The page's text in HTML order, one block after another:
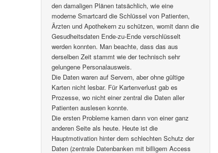
den damaligen Plänen tatsächlich, wie eine
moderne Smartcard die Schlüssel von Patienten,
Ärzten und Apothekern zu schützen, womit dann die
Gesudheitsdaten Ende-zu-Ende verschlüsselt
werden konnten. Man beachte, dass das aus
derselben Zeit stammt wie der technisch sehr
gelungene Personalausweis.
Die Daten waren auf Servern, aber ohne gültige
Karten nicht lesbar. Für Kartenverlust gab es
Prozesse, wo nicht einer zentral die Daten aller
Patienten auslesen konnte.
Die ersten Probleme kamen dann von einer ganz
anderen Seite als heute. Heute ist die
Hauptmotivation hinter dem schlechten Schutz der
Daten (zentrale Datenbanken mit billigem Access